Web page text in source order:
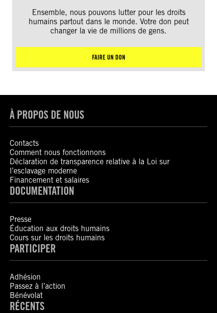
Ensemble, nous pouvons lutter pour les droits
humains partout dans le monde. Votre don peut
changer la vie de millions de gens.
FAIRE UN DON
À PROPOS DE NOUS
Contacts
Comment nous fonctionnons
Déclaration de transparence relative à la Loi sur
l’esclavage moderne
Financement et salaires
DOCUMENTATION
Presse
Éducation aux droits humains
Cours sur les droits humains
PARTICIPER
Adhésion
Passez à l’action
Bénévolat
RÉCENTS